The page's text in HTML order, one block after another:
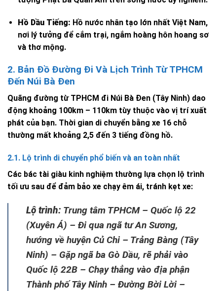
Hồ Dầu Tiếng: Hồ nước nhân tạo lớn nhất Việt Nam,
nơi lý tưởng để cắm trại, ngắm hoàng hôn hoang sơ
và thơ mộng.
2. Bản Đồ Đường Đi Và Lịch Trình Từ TPHCM
Đến Núi Bà Đen
Quãng đường từ TPHCM đi Núi Bà Đen (Tây Ninh) dao
động khoảng 100km – 110km tùy thuộc vào vị trí xuất
phát của bạn. Thời gian di chuyển bằng xe 16 chỗ
thường mất khoảng 2,5 đến 3 tiếng đồng hồ.
2.1. Lộ trình di chuyển phổ biến và an toàn nhất
Các bác tài giàu kinh nghiệm thường lựa chọn lộ trình
tối ưu sau để đảm bảo xe chạy êm ái, tránh kẹt xe:
Lộ trình: Trung tâm TPHCM – Quốc lộ 22
(Xuyên Á) – Đi qua ngã tư An Sương,
hướng về huyện Củ Chi – Trảng Bàng (Tây
Ninh) – Gặp ngã ba Gò Dầu, rẽ phải vào
Quốc lộ 22B – Chạy thẳng vào địa phận
Thành phố Tây Ninh – Đường Bời Lời –